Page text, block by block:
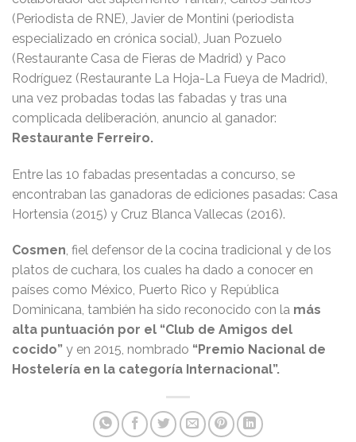
(Periodista de RNE), Javier de Montini (periodista
especializado en crónica social), Juan Pozuelo
(Restaurante Casa de Fieras de Madrid) y Paco
Rodríguez (Restaurante La Hoja-La Fueya de Madrid),
una vez probadas todas las fabadas y tras una
complicada deliberación, anuncio al ganador:
Restaurante Ferreiro.
Entre las 10 fabadas presentadas a concurso, se
encontraban las ganadoras de ediciones pasadas: Casa
Hortensia (2015) y Cruz Blanca Vallecas (2016).
Cosmen, fiel defensor de la cocina tradicional y de los
platos de cuchara, los cuales ha dado a conocer en
países como México, Puerto Rico y República
Dominicana, también ha sido reconocido con la más
alta puntuación por el “Club de Amigos del
cocido” y en 2015, nombrado “Premio Nacional de
Hostelería en la categoría Internacional”.